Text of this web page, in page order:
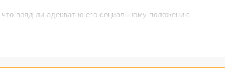
вряд ли адекватно его социальному положению.
дам в этом городке."
нужно какого-то неадеквата из областного центра